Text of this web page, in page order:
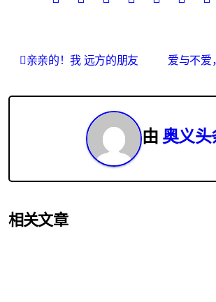
文亲亲的！我 远方的朋友 爱与不爱
由 奥义头
相关文章